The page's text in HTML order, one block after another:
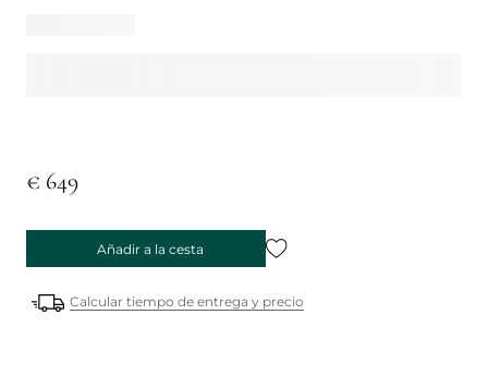
€ 649
Añadir a la cesta
Calcular tiempo de entrega y precio